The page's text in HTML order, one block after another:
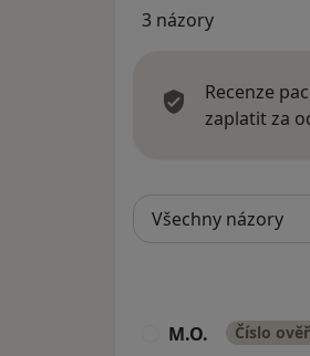
3 názory
Recenze
zaplatit za
M.O. Číslo